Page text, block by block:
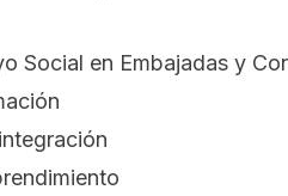
Social en Embajadas y